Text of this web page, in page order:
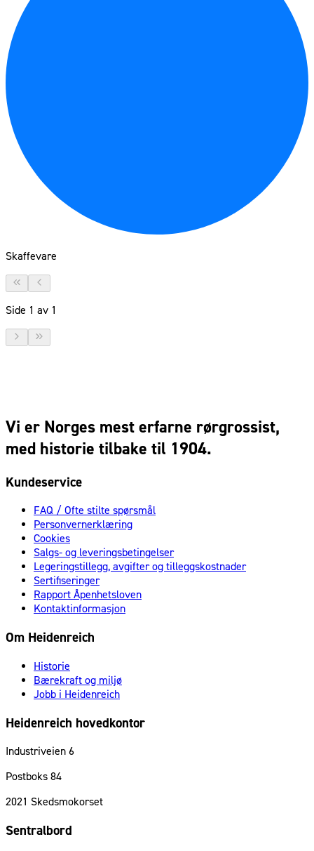
Skaffevare
Side 1 av 1
Vi er Norges mest erfarne rørgrossist,
med historie tilbake til 1904.
Kundeservice
FAQ / Ofte stilte spørsmål
Personvernerklæring
Cookies
Salgs- og leveringsbetingelser
Legeringstillegg, avgifter og tilleggskostnader
Sertifiseringer
Rapport Åpenhetsloven
Kontaktinformasjon
Om Heidenreich
Historie
Bærekraft og miljø
Jobb i Heidenreich
Heidenreich hovedkontor
Industriveien 6
Postboks 84
2021 Skedsmokorset
Sentralbord